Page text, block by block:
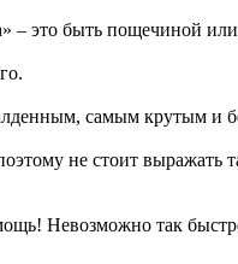
– это быть пощечиной
самым крутым
не стоит
Невозможно так